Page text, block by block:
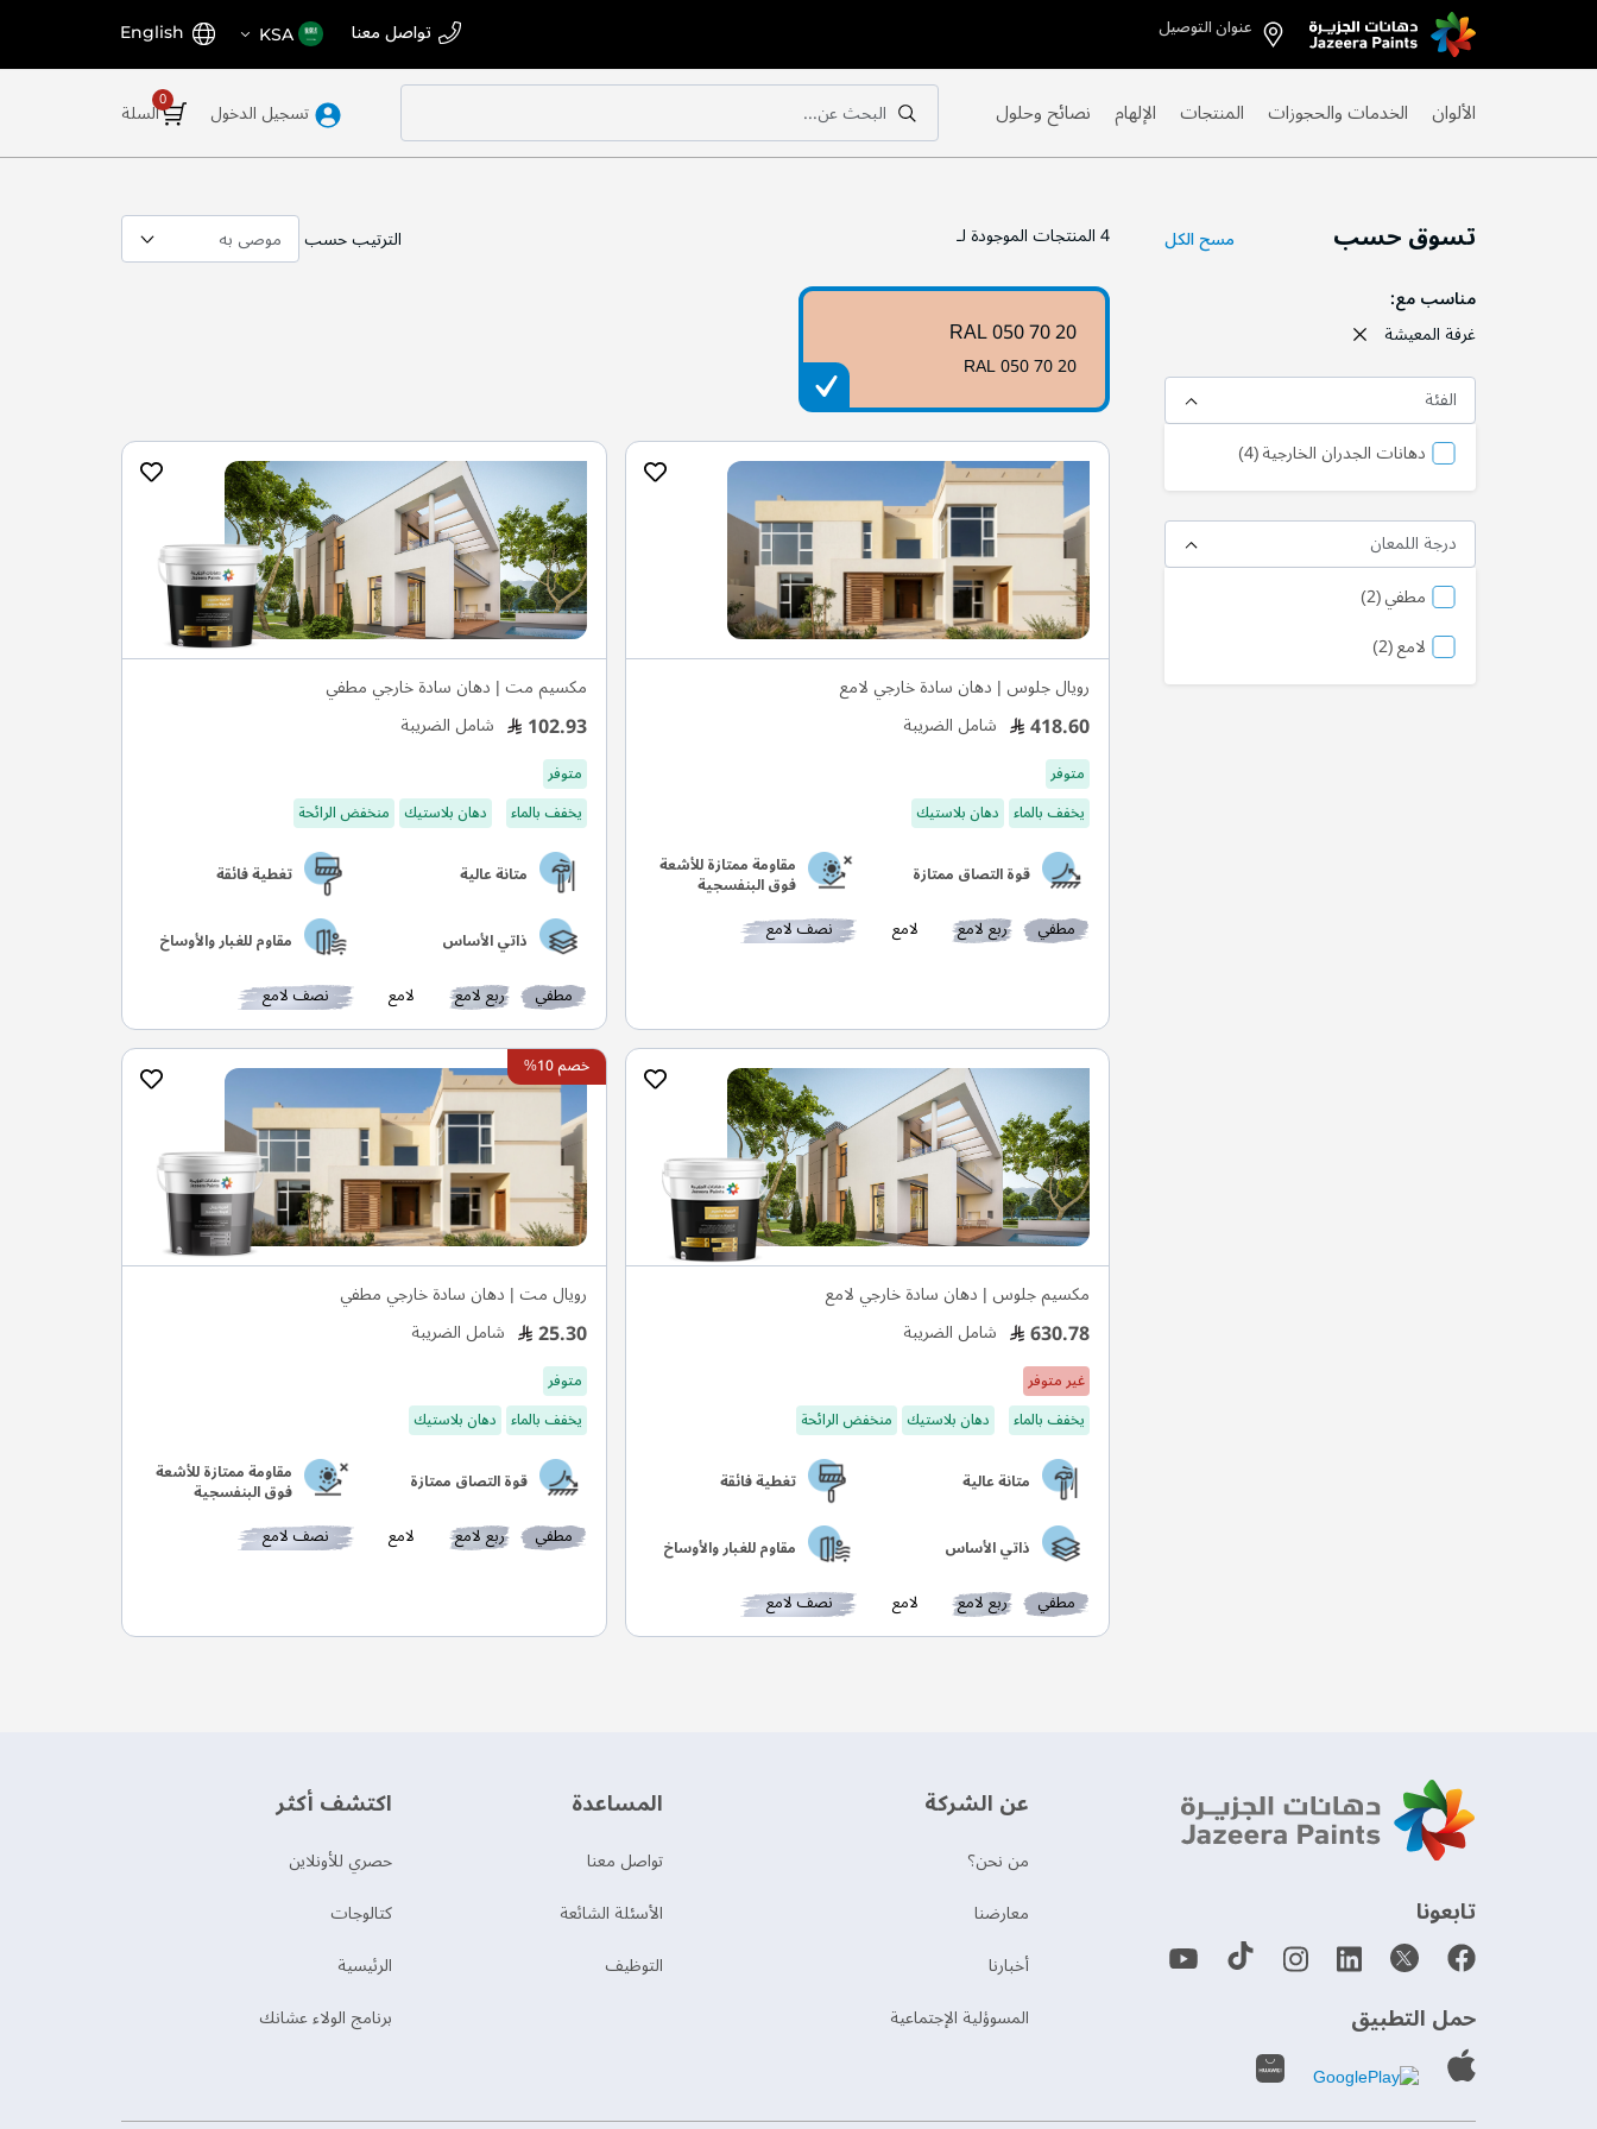
Skip
to
عنوان التوصيل تواصل معنا اختر
المتجر
KSA اللغة English
السلة تسجيل الدخول
بحث
البحث عن...
بحث الألوان الخدمات والحجوزات المنتجات الإلهام نصائح وحلول
4المنتجات الموجودة لـ الترتيب حسب
RAL 050 70 20
RAL 050 70 20
رويال جلوس | دهان سادة خارجي لامع
418.60 شامل الضريبة
متوفر
يخفف بالماء دهان بلاستيك
قوة التصاق ممتازة مقاومة ممتازة للأشعة
فوق البنفسجية
مطفي ربع لامع لامع نصف لامع
مكسيم مت | دهان سادة خارجي مطفي
102.93 شامل الضريبة
متوفر
يخفف بالماء
دهان بلاستيك منخفض الرائحة
متانة عالية تغطية فائقة
ذاتي الأساس مقاوم للغبار والأوساخ
مطفي ربع لامع لامع نصف لامع
مكسيم جلوس | دهان سادة خارجي لامع
630.78 شامل الضريبة
غير متوفر
يخفف بالماء
دهان بلاستيك منخفض الرائحة
متانة عالية تغطية فائقة
ذاتي الأساس مقاوم للغبار والأوساخ
مطفي ربع لامع لامع نصف لامع
خصم 10%
رويال مت | دهان سادة خارجي مطفي
25.30 شامل الضريبة
متوفر
يخفف بالماء دهان بلاستيك
قوة التصاق ممتازة مقاومة ممتازة للأشعة
فوق البنفسجية
مطفي ربع لامع لامع نصف لامع
تسوق حسب
مناسب مع
غرفة المعيشة
مسح الكل
الفئة
دهانات الجدران الخارجية 4منتج
درجة اللمعان
مطفي 2منتج
لامع 2منتج
‫تابعونا‬
حمل التطبيق
عن الشركة
من نحن؟
‫معارضنا‬
‫أخبارنا‬
المسوؤلية الإجتماعية
‫المساعدة‬
تواصل معنا
الأسئلة الشائعة
التوظيف
اكتشف أكثر
حصري للأونلاين
‫كتالوجات‬
الرئيسية
برنامج الولاء عشانك